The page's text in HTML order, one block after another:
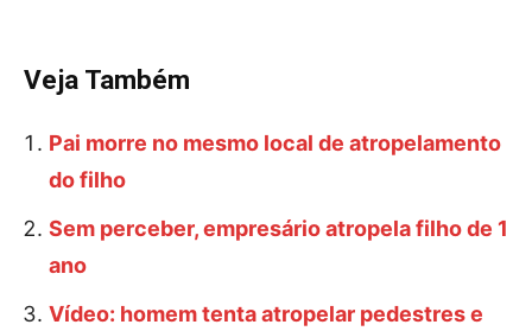
Veja Também
Pai morre no mesmo local de atropelamento
do filho
Sem perceber, empresário atropela filho de 1
ano
Vídeo: homem tenta atropelar pedestres e